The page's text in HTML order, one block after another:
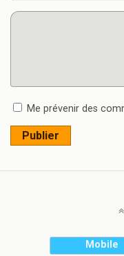
Me prévenir des
Publier
Mobile